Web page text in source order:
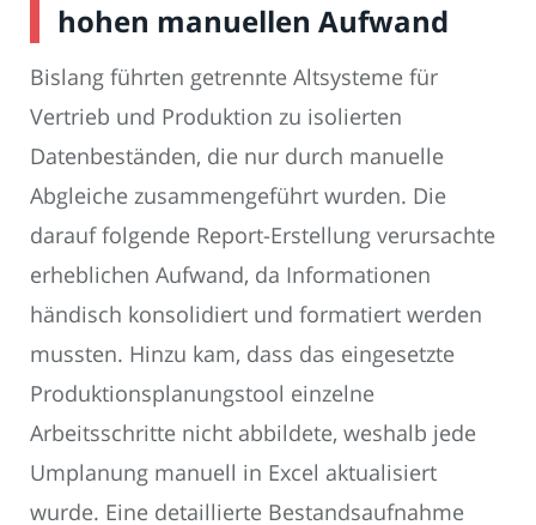
hohen manuellen Aufwand
Bislang führten getrennte Altsysteme für
Vertrieb und Produktion zu isolierten
Datenbeständen, die nur durch manuelle
Abgleiche zusammengeführt wurden. Die
darauf folgende Report-Erstellung verursachte
erheblichen Aufwand, da Informationen
händisch konsolidiert und formatiert werden
mussten. Hinzu kam, dass das eingesetzte
Produktionsplanungstool einzelne
Arbeitsschritte nicht abbildete, weshalb jede
Umplanung manuell in Excel aktualisiert
wurde. Eine detaillierte Bestandsaufnahme